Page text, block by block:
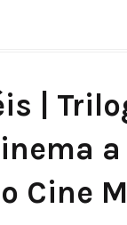
|
Cine